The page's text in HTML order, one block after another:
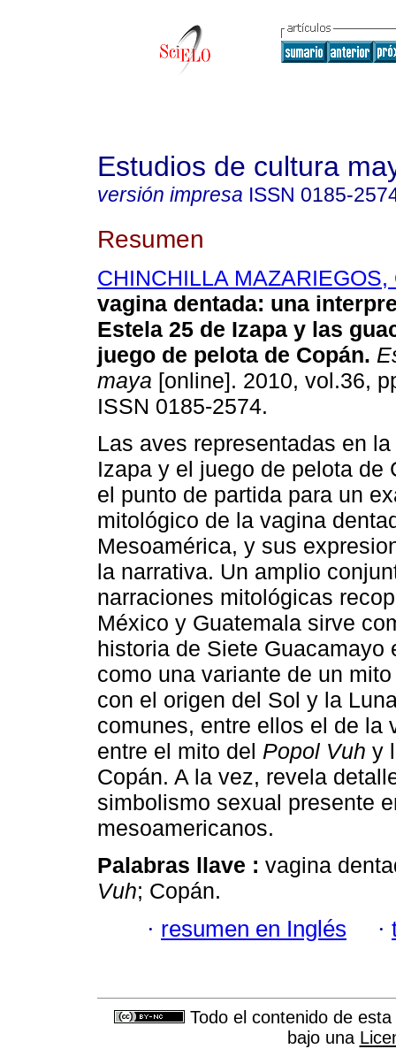
Estudios de cultura
versión impresa ISSN 0185-
Resumen
CHINCHILLA MAZARIEGOS,
vagina dentada: una
Estela 25 de Izapa y las
juego de pelota de Copán.
maya [online]. 2010, vol.36,
ISSN 0185-2574.
Las aves representadas en
Izapa y el juego de pelota de
el punto de partida para un
mitológico de la vagina
Mesoamérica, y sus
la narrativa. Un amplio
narraciones mitológicas
México y Guatemala sirve
historia de Siete Guacamayo
como una variante de un
con el origen del Sol y la
comunes, entre ellos el de la
entre el mito del Popol Vuh y
Copán. A la vez, revela
simbolismo sexual presente
mesoamericanos.
Palabras llave : vagina
Vuh; Copán.
· resumen en Inglés ·
Todo el contenido de
bajo una